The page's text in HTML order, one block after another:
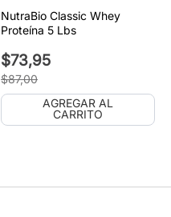
NutraBio Classic Whey
Proteína 5 Lbs
$73,95
$87,00
AGREGAR AL
CARRITO